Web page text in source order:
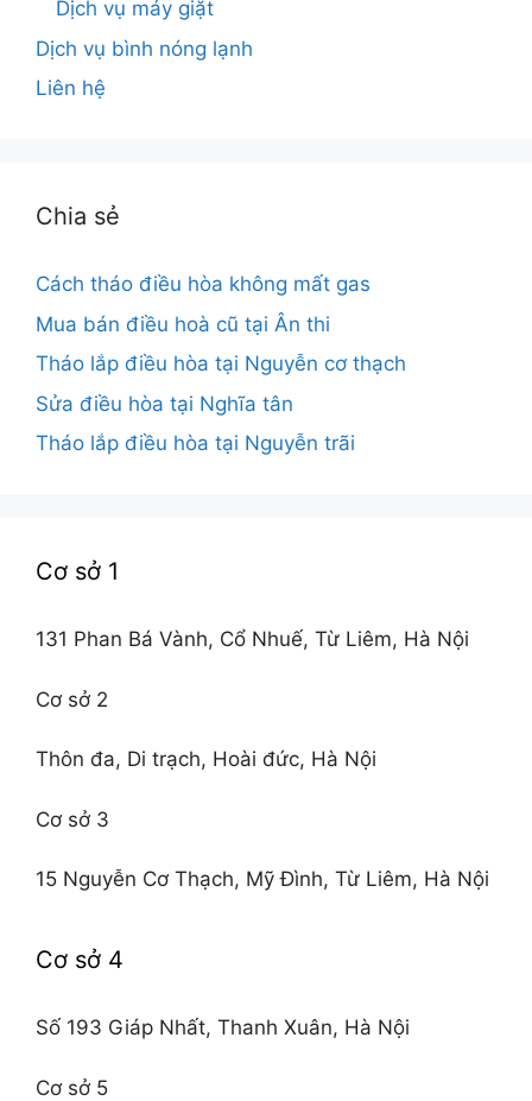
Dịch vụ máy giặt
Dịch vụ bình nóng lạnh
Liên hệ
Chia sẻ
Cách tháo điều hòa không mất gas
Mua bán điều hoà cũ tại Ân thi
Tháo lắp điều hòa tại Nguyễn cơ thạch
Sửa điều hòa tại Nghĩa tân
Tháo lắp điều hòa tại Nguyễn trãi
Cơ sở 1
131 Phan Bá Vành, Cổ Nhuế, Từ Liêm, Hà Nội
Cơ sở 2
Thôn đa, Di trạch, Hoài đức, Hà Nội
Cơ sở 3
15 Nguyễn Cơ Thạch, Mỹ Đình, Từ Liêm, Hà Nội
Cơ sở 4
Số 193 Giáp Nhất, Thanh Xuân, Hà Nội
Cơ sở 5